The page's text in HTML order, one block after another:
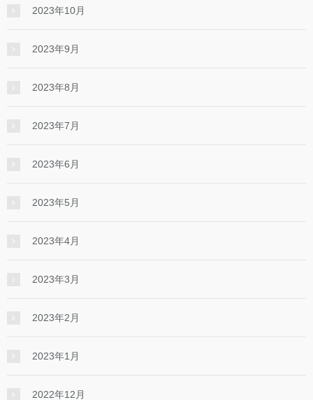
2023年10月
2023年9月
2023年8月
2023年7月
2023年6月
2023年5月
2023年4月
2023年3月
2023年2月
2023年1月
2022年12月